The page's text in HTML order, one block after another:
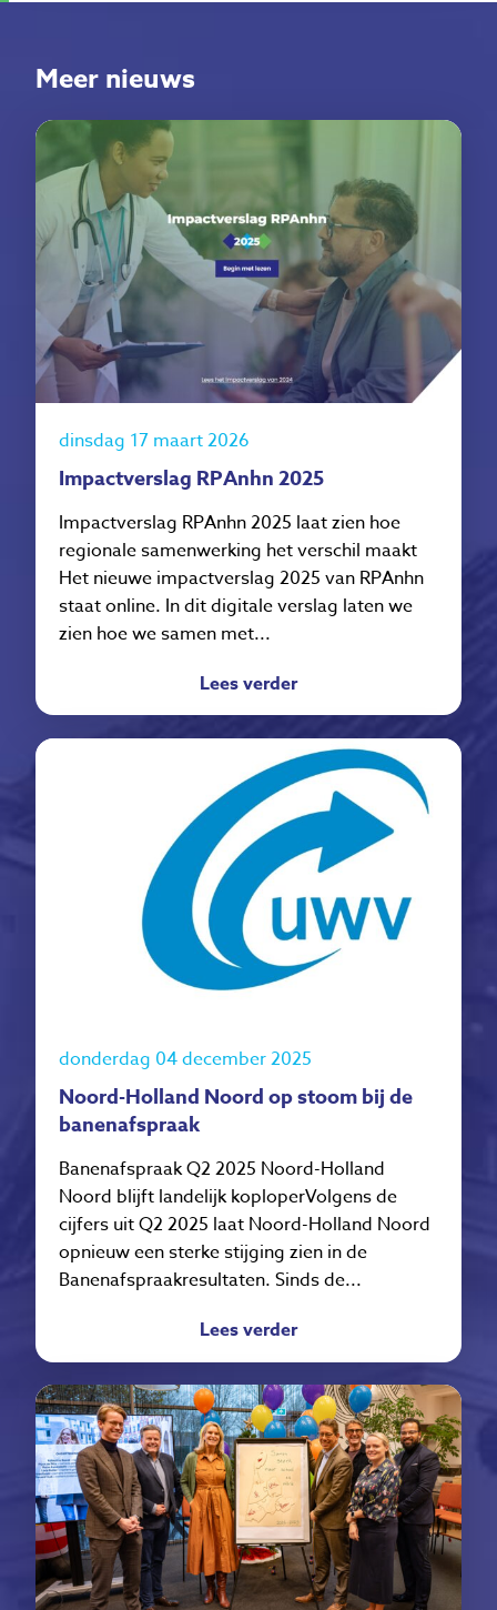
Meer nieuws
dinsdag 17 maart 2026
Impactverslag RPAnhn 2025
Impactverslag RPAnhn 2025 laat zien hoe
regionale samenwerking het verschil maakt
Het nieuwe impactverslag 2025 van RPAnhn
staat online. In dit digitale verslag laten we
zien hoe we samen met...
Lees verder
donderdag 04 december 2025
Noord-Holland Noord op stoom bij de
banenafspraak
Banenafspraak Q2 2025 Noord-Holland
Noord blijft landelijk koploperVolgens de
cijfers uit Q2 2025 laat Noord-Holland Noord
opnieuw een sterke stijging zien in de
Banenafspraakresultaten. Sinds de...
Lees verder